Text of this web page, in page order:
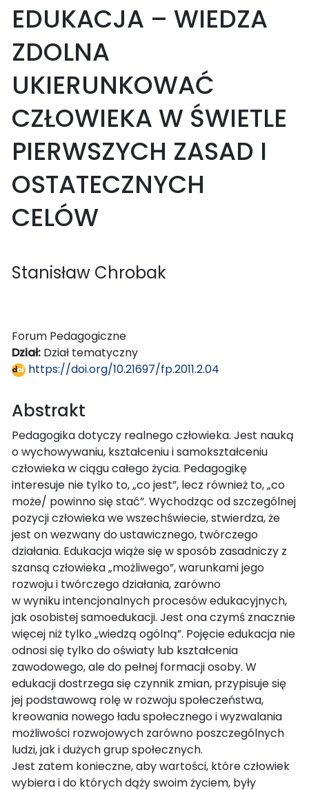
EDUKACJA – WIEDZA
ZDOLNA
UKIERUNKOWAĆ
CZŁOWIEKA W ŚWIETLE
PIERWSZYCH ZASAD I
OSTATECZNYCH
CELÓW
Stanisław Chrobak
Forum Pedagogiczne
Dział: Dział tematyczny
https://doi.org/10.21697/fp.2011.2.04
Abstrakt
Pedagogika dotyczy realnego człowieka. Jest nauką
o wychowywaniu, kształceniu i samokształceniu
człowieka w ciągu całego życia. Pedagogikę
interesuje nie tylko to, „co jest”, lecz również to, „co
może/ powinno się stać”. Wychodząc od szczególnej
pozycji człowieka we wszechświecie, stwierdza, że
jest on wezwany do ustawicznego, twórczego
działania. Edukacja wiąże się w sposób zasadniczy z
szansą człowieka „możliwego”, warunkami jego
rozwoju i twórczego działania, zarówno
w wyniku intencjonalnych procesów edukacyjnych,
jak osobistej samoedukacji. Jest ona czymś znacznie
więcej niż tylko „wiedzą ogólną”. Pojęcie edukacja nie
odnosi się tylko do oświaty lub kształcenia
zawodowego, ale do pełnej formacji osoby. W
edukacji dostrzega się czynnik zmian, przypisuje się
jej podstawową rolę w rozwoju społeczeństwa,
kreowania nowego ładu społecznego i wyzwalania
możliwości rozwojowych zarówno poszczególnych
ludzi, jak i dużych grup społecznych.
Jest zatem konieczne, aby wartości, które człowiek
wybiera i do których dąży swoim życiem, były